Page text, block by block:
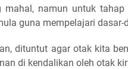
namun untuk tahap
guna mempelajari dasar-
dituntut agar otak kita
di kendalikan oleh otak